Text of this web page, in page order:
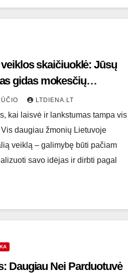
skaičiuoklė: Jūsų
gidas mokesčių
LTDIENA.LT
kai laisvė ir lankstumas tampa vis
daugiau žmonių Lietuvoje
veiklą – galimybę būti pačiam
savo idėjas ir dirbti pagal
Daugiau Nei Parduotuvė